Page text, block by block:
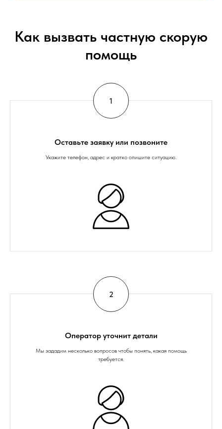
Как вызвать частную скорую
помощь
Оставьте заявку или позвоните
Укажите телефон, адрес и кратко опишите ситуацию.
Оператор уточнит детали
Мы зададим несколько вопросов чтобы понять, какая помощь
требуется.